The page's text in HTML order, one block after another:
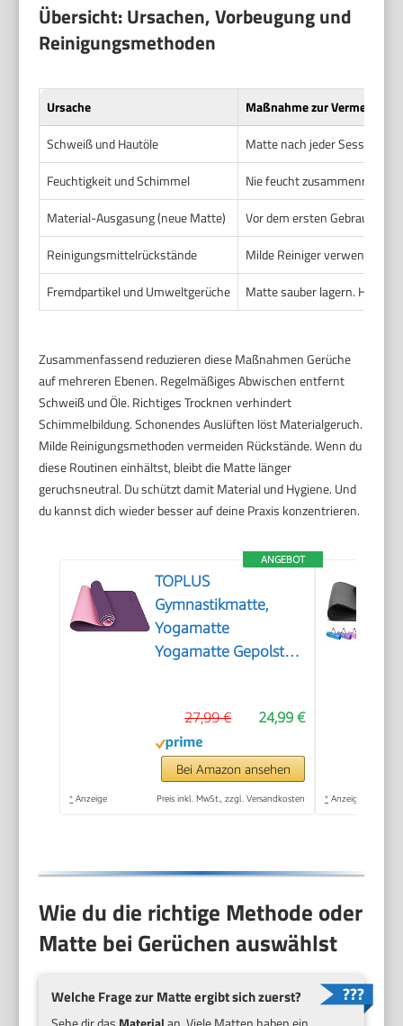
Übersicht: Ursachen, Vorbeugung und
Reinigungsmethoden
Ursache
Maßnahme zur Vermeidung
Schweiß und Hautöle
Matte nach jeder Session
Feuchtigkeit und Schimmel
Nie feucht zusammenrollen.
Material-Ausgasung (neue Matte)
Vor dem ersten Gebrauch
Reinigungsmittelrückstände
Milde Reiniger verwenden.
Fremdpartikel und Umweltgerüche
Matte sauber lagern.
Zusammenfassend reduzieren diese Maßnahmen Gerüche
auf mehreren Ebenen. Regelmäßiges Abwischen entfernt
Schweiß und Öle. Richtiges Trocknen verhindert
Schimmelbildung. Schonendes Auslüften löst Materialgeruch.
Milde Reinigungsmethoden vermeiden Rückstände. Wenn du
diese Routinen einhältst, bleibt die Matte länger
geruchsneutral. Du schützt damit Material und Hygiene. Und
du kannst dich wieder besser auf deine Praxis konzentrieren.
ANGEBOT
TOPLUS
Gymnastikmatte,
Yogamatte
Yogamatte Gepolstert
Gymnastik mit
Tragegurt (Lila-Pink)
24,99 €
27,99 €
Bei Amazon ansehen
* Anzeige Preis inkl. MwSt., zzgl. Versandkosten * Anzeige
Wie du die richtige Methode oder
Matte bei Gerüchen auswählst
Welche Frage zur Matte ergibt sich zuerst?